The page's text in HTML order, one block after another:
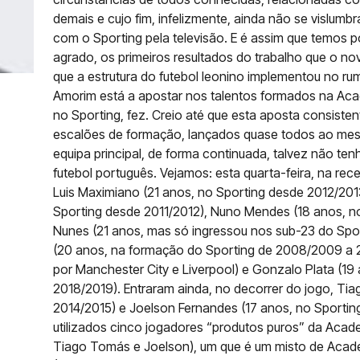
demais e cujo fim, infelizmente, ainda não se
com o Sporting pela televisão. E é assim que temos
agrado, os primeiros resultados do trabalho que o
que a estrutura do futebol leonino implementou no
Amorim está a apostar nos talentos formados na
no Sporting, fez. Creio até que esta aposta
escalões de formação, lançados quase todos ao
equipa principal, de forma continuada, talvez não
futebol português. Vejamos: esta quarta-feira, na
Luis Maximiano (21 anos, no Sporting desde 2012/
Sporting desde 2011/2012), Nuno Mendes (18 anos,
Nunes (21 anos, mas só ingressou nos sub-23 do
(20 anos, na formação do Sporting de 2008/2009 a
por Manchester City e Liverpool) e Gonzalo Plata
2018/2019). Entraram ainda, no decorrer do jogo,
2014/2015) e Joelson Fernandes (17 anos, no
utilizados cinco jogadores “produtos puros” da
Tiago Tomás e Joelson), um que é um misto de